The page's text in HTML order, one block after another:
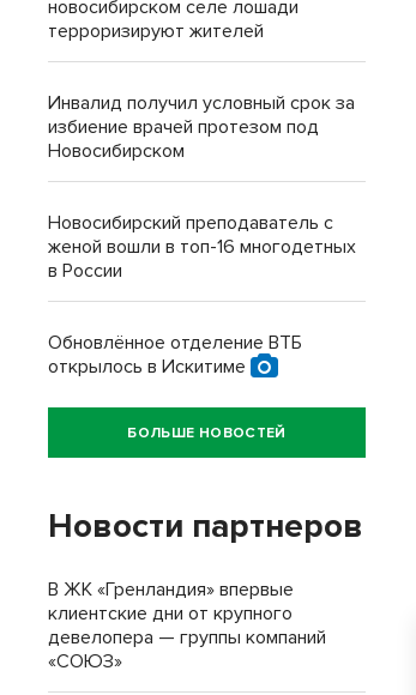
новосибирском селе лошади
терроризируют жителей
Инвалид получил условный срок за
избиение врачей протезом под
Новосибирском
Новосибирский преподаватель с
женой вошли в топ-16 многодетных
в России
Обновлённое отделение ВТБ
открылось в Искитиме
БОЛЬШЕ НОВОСТЕЙ
Новости партнеров
В ЖК «Гренландия» впервые
клиентские дни от крупного
девелопера — группы компаний
«СОЮЗ»